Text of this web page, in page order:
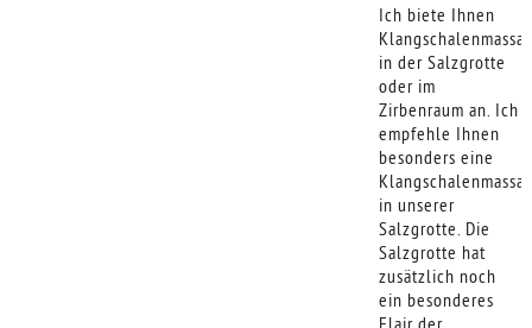
Ich biete Ihnen
in der Salzgrotte
oder im
Zirbenraum an. Ich
empfehle Ihnen
besonders eine
in unserer
Salzgrotte. Die
Salzgrotte hat
zusätzlich noch
ein besonderes
Flair der